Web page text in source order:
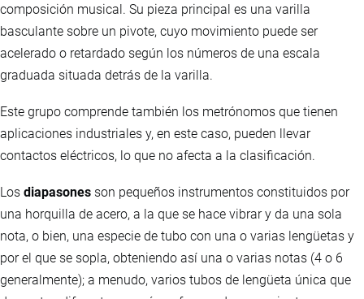
composición musical. Su pieza principal es una varilla
basculante sobre un pivote, cuyo movimiento puede ser
acelerado o retardado según los números de una escala
graduada situada detrás de la varilla.
Este grupo comprende también los metrónomos que tienen
aplicaciones industriales y, en este caso, pueden llevar
contactos eléctricos, lo que no afecta a la clasificación.
Los diapasones son pequeños instrumentos constituidos por
una horquilla de acero, a la que se hace vibrar y da una sola
nota, o bien, una especie de tubo con una o varias lengüetas y
por el que se sopla, obteniendo así una o varias notas (4 o 6
generalmente); a menudo, varios tubos de lengüeta única que